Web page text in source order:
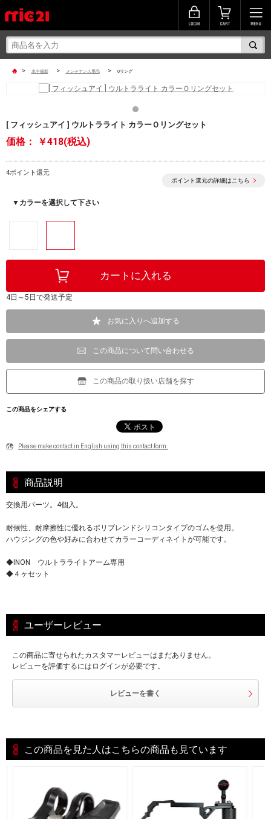
> 水中撮影 > メンテナンス用品 > Oリング
[ フィッシュアイ ] ウルトラライト カラーＯリングセット
価格： ￥418(税込)
4ポイント還元
ポイント還元の詳細はこちら
▼カラーを選択して下さい
4日～5日で発送予定
お気に入りへ追加する
この商品について問い合わせる
この商品の取り扱い店舗を探す
この商品をシェアする
Please make contact in English using this contact form.
商品説明
交換用パーツ。4個入。
耐候性、耐摩擦性に優れるポリブレンドシリコンタイプのゴムを使用。
ハウジングの色や好みに合わせてカラーコーディネイトが可能です。
◆INON ウルトラライトアーム専用
◆４ヶセット
ユーザーレビュー
この商品に寄せられたカスタマーレビューはまだありません。
レビューを評価するにはログインが必要です。
レビューを書く
この商品を見た人はこちらの商品も見ています